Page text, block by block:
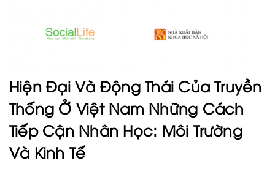
Hiện Đại Và Động Thái Của Truyền
Thống Ở Việt Nam Những Cách
Tiếp Cận Nhân Học: Môi Trường
Và Kinh Tế